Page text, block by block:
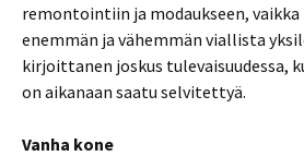
remontointiin ja modaukseen,
enemmän ja vähemmän viallista
kirjoittanen joskus tulevaisuudessa,
on aikanaan saatu selvitettyä.
Vanha kone